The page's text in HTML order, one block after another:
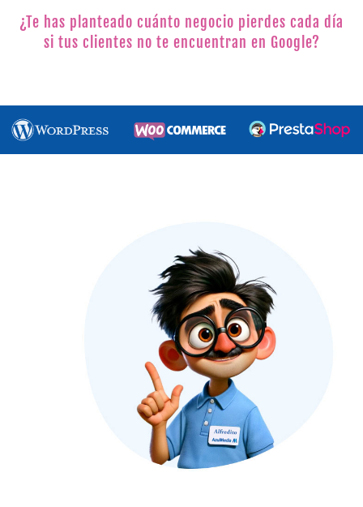
¿Te has planteado cuánto negocio pierdes cada día
si tus clientes no te encuentran en Google?